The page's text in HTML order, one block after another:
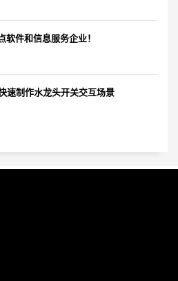
件和信息服务企业！
制作水龙头开关交互场景